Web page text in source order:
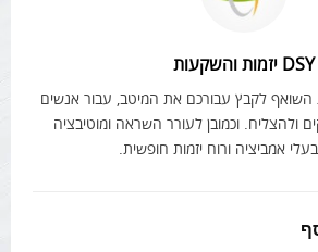
DSY יזמות והשקעות
השואף לקבץ עבורכם את המיטב, עבור אנשים
ולהצליח. וכמובן לעורר השראה ומוטיבציה
אמביציה ורוח יזמות חופשית.